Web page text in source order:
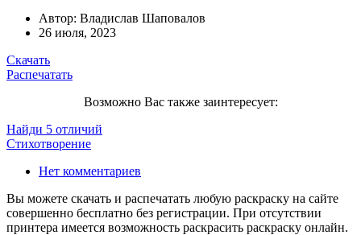
Автор: Владислав Шаповалов
26 июля, 2023
Скачать
Распечатать
Возможно Вас также заинтересует:
Найди 5 отличий
Стихотворение
Нет комментариев
Вы можете скачать и распечатать любую раскраску на сайте
совершенно бесплатно без регистрации. При отсутствии
принтера имеется возможность раскрасить раскраску онлайн.